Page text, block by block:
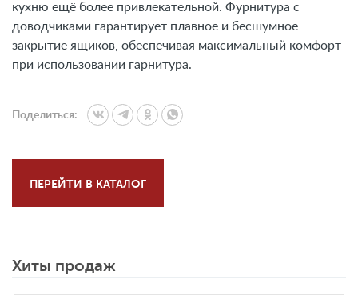
кухню ещё более привлекательной. Фурнитура с
доводчиками гарантирует плавное и бесшумное
закрытие ящиков, обеспечивая максимальный комфорт
при использовании гарнитура.
Поделиться:
ПЕРЕЙТИ В КАТАЛОГ
Хиты продаж